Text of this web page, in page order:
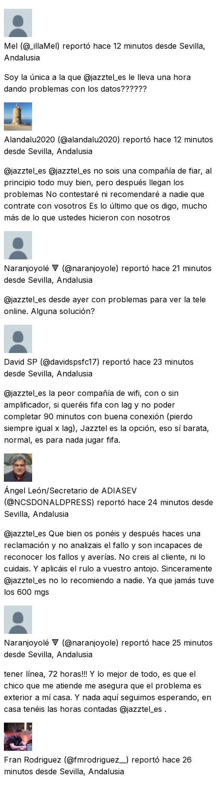
Mel (@_illaMel) reportó hace 12 minutos desde Sevilla,
Andalusia
Soy la única a la que @jazztel_es le lleva una hora
dando problemas con los datos??????
Alandalu2020 (@alandalu2020) reportó hace 12 minutos
desde Sevilla, Andalusia
@jazztel_es @jazztel_es no sois una compañía de fiar, al
principio todo muy bien, pero después llegan los
problemas No contestaré ni recomendaré a nadie que
contrate con vosotros Es lo último que os digo, mucho
más de lo que ustedes hicieron con nosotros
Naranjoyolé 🔻 (@naranjoyole) reportó hace 21 minutos
desde Sevilla, Andalusia
@jazztel_es desde ayer con problemas para ver la tele
online. Alguna solución?
David SP (@davidspsfc17) reportó hace 23 minutos
desde Sevilla, Andalusia
@jazztel_es la peor compañía de wifi, con o sin
amplificador, si queréis fifa con lag y no poder
completar 90 minutos con buena conexión (pierdo
siempre igual x lag), Jazztel es la opción, eso sí barata,
normal, es para nada jugar fifa.
Ángel León/Secretario de ADIASEV
(@NCSDONALDPRESS) reportó hace 24 minutos desde
Sevilla, Andalusia
@jazztel_es Que bien os ponéis y después haces una
reclamación y no analizais el fallo y son incapaces de
reconocer los fallos y averías. No creis al cliente, ni lo
cuidais. Y aplicáis el rulo a vuestro antojo. Sinceramente
@jazztel_es no lo recomiendo a nadie. Ya que jamás tuve
los 600 mgs
Naranjoyolé 🔻 (@naranjoyole) reportó hace 25 minutos
desde Sevilla, Andalusia
tener línea, 72 horas!!! Y lo mejor de todo, es que el
chico que me atiende me asegura que el problema es
exterior a mí casa. Y nada aquí seguimos esperando, en
casa tenéis las horas contadas @jazztel_es .
Fran Rodriguez (@fmrodriguez__) reportó hace 26
minutos desde Sevilla, Andalusia